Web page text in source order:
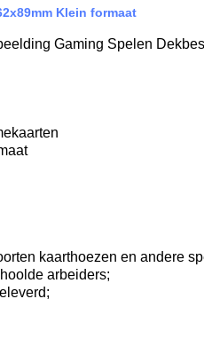
Klein formaat
Gaming Spelen
kaarthoezen en andere
arbeiders;